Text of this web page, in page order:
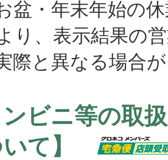
盆・年末年始の
り、表示結果の
と異なる場合が
ンビニ等の取
いて】